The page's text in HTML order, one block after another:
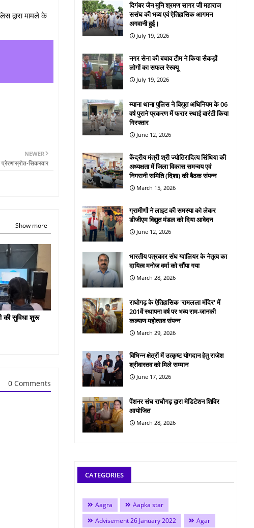
द्वारा मामले के
NEWER
सिकरवार
Show more
की सुविधा शुरू
0 Comments
दिगंबर जैन मुनि श्रमण सागर जी महाराज
ससंघ की भव्य एवं ऐतिहासिक आगमन
अगवानी हुई।
July 19, 2026
नगर सेना की बचाव टीम ने किया सैकड़ों
लोगों का सफल रेस्क्यू
July 19, 2026
म्याना थाना पुलिस ने विद्युत अधिनियम के 06
वर्ष पुराने प्रकरण में फरार स्थाई वारंटी किया
गिरफ्तार
June 12, 2026
केंद्रीय मंत्री श्री ज्योतिरादित्य सिंधिया की
अध्यक्षता में जिला विकास समन्वय एवं
निगरानी समिति (दिशा) की बैठक संपन्न
March 15, 2026
ग्रामीणों ने लाइट की समस्या को लेकर
डीजीएम विद्युत मंडल को दिया आवेदन
June 12, 2026
भारतीय पत्रकार संघ ग्वालियर के नेतृत्व का
दायित्व मनोज वर्मा को सौंपा गया
March 28, 2026
राघोगढ़ के ऐतिहासिक 'रामलला मंदिर' में
201वें स्थापना वर्ष पर भव्य राम-जानकी
कल्याण महोत्सव संपन्न
March 29, 2026
विभिन्न क्षेत्रों में उत्कृष्ट योगदान हेतु राजेश
श्रीवास्तव को मिले सम्मान
June 17, 2026
पेंशनर संघ राघौगढ़ द्वारा मेडिटेशन शिविर
आयोजित
March 28, 2026
CATEGORIES
Aagra
Aapka star
Advisement 26 January 2022
Agar